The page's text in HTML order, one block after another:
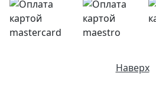
Наверх